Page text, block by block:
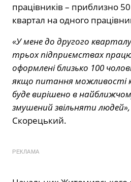
працівників – приблизно
квартал на одного
«У мене до другого
трьох підприємствах
оформлені близько 100
якщо питання можливості
буде вирішено в
змушений звільняти людей»,
Скорецький.
РЕКЛАМА